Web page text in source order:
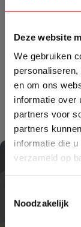
Deze website
We gebruiken
en om ons
informatie over
partners voor
partners
informatie die
verzameld op
Noodzakelijk
vakantie.
spelen.
Bekijk onze
Ook